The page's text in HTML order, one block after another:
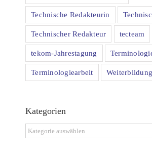
Technische Redakteurin
Technischer Redakteur tecteam
tekom-Jahrestagung
Terminologiearbeit Weiterbildung
Kategorien
Kategorien